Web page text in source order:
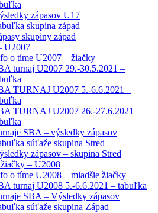
zápasov U17
skupina západ
skupiny západ
U2007
o tíme U2007 – žiačky
turnaj U2007 29.-30.5.2021 –
TURNAJ U2007 5.-6.6.2021 –
TURNAJ U2007 26.-27.6.2021 –
SBA – výsledky zápasov
súťaže skupina Stred
zápasov – skupina Stred
– U2008
o tíme U2008 – mladšie žiačky
turnaj U2008 5.-6.6.2021 – tabuľka
SBA – Výsledky zápasov
súťaže skupina Západ